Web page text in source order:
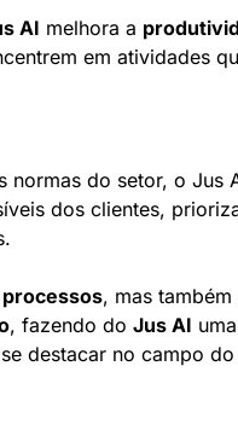
AI melhora a
em atividades
normas do setor, o Jus
dos clientes,
, mas também
, fazendo do Jus AI uma
destacar no campo do